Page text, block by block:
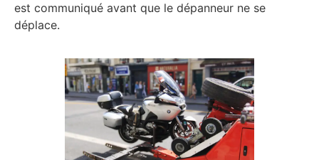
est communiqué avant que le dépanneur ne se
déplace.